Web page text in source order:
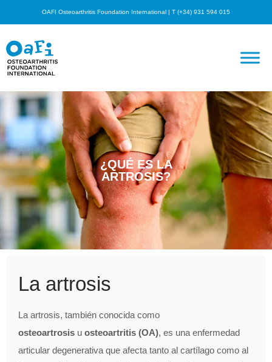
OAFI Osteoarthritis Foundation International | T (+34) 931 594 015
¿QUÉ ES LA
ARTROSIS?
La artrosis
La artrosis, también conocida como
osteoartrosis u osteoartritis (OA), es una enfermedad
articular degenerativa que afecta tanto al cartílago como al